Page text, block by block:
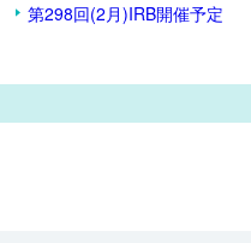
第298回(2月)IRB開催予定